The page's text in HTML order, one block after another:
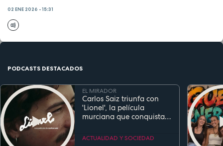
02 ENE 2026 - 15:31
PODCASTS DESTACADOS
EL MIRADOR
Carlos Saiz triunfa con
'Lionel', la película
murciana que conquista
estreno
ACTUALIDAD Y SOCIEDAD